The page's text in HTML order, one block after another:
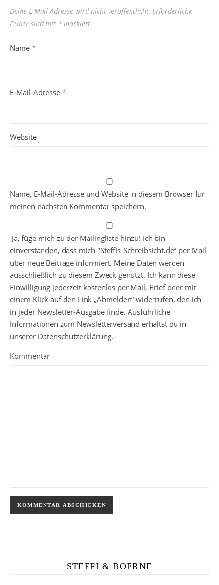
Deine E-Mail-Adresse wird nicht veröffentlicht. Erforderliche
Felder sind mit * markiert
Name *
E-Mail-Adresse *
Website
Name, E-Mail-Adresse und Website in diesem Browser für
meinen nächsten Kommentar speichern.
Ja, füge mich zu der Mailingliste hinzu! Ich bin
einverstanden, dass mich "Steffis-Schreibsicht.de“ per Mail
über neue Beiträge informiert. Meine Daten werden
ausschließlich zu diesem Zweck genutzt. Ich kann diese
Einwilligung jederzeit kostenlos per Mail, Brief oder mit
einem Klick auf den Link „Abmelden“ widerrufen, den ich
in jeder Newsletter-Ausgabe finde. Ausführliche
Informationen zum Newsletterversand erhältst du in
unserer Datenschutzerklärung.
Kommentar
STEFFI & BOERNE